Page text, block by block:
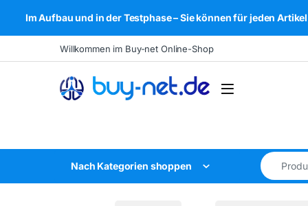
Im Aufbau und in der Testphase – Sie können für jeden
Skip to navigation
Skip to contentWillkommen im Buy-net Online-Shop
Open
Nach Kategorien shoppen
Search for: